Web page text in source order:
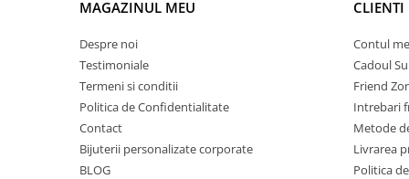
MAGAZINUL MEU
Despre noi
Testimoniale
Termeni si conditii
Politica de Confidentialitate
Contact
Bijuterii personalizate corporate
BLOG
CLIENTI
Contul
Cadoul
Friend
Intrebari
Metode
Livrarea
Politica